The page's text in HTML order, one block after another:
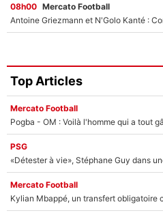
08h00 Mercato Football
Top Articles
Mercato Football
Pogba - OM : Voilà l'homme qui a tout
PSG
«Détester à vie», Stéphane Guy dans
Mercato Football
Kylian Mbappé, un transfert obligatoire